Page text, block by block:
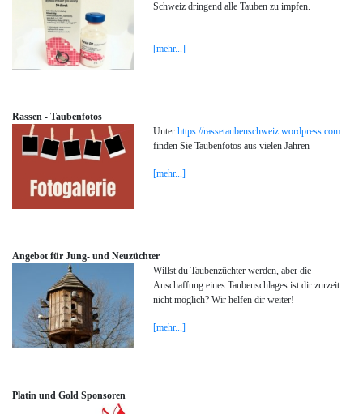
Schweiz dringend alle Tauben zu impfen.
[mehr...]
Rassen - Taubenfotos
Unter https://rassetaubenschweiz.wordpress.com
finden Sie Taubenfotos aus vielen Jahren
[mehr...]
Angebot für Jung- und Neuzüchter
Willst du Taubenzüchter werden, aber die
Anschaffung eines Taubenschlages ist dir zurzeit
nicht möglich? Wir helfen dir weiter!
[mehr...]
Platin und Gold Sponsoren